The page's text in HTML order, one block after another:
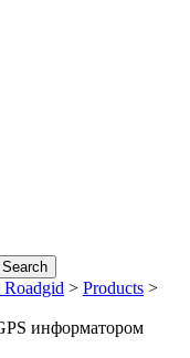
Search
> Products >
информатором